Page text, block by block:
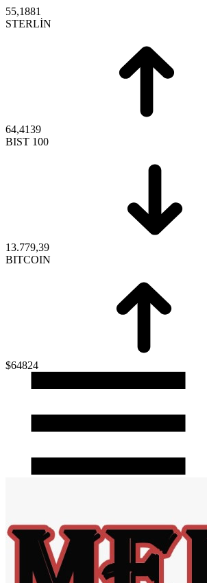
55,1881
STERLİN
64,4139
BIST 100
13.779,39
BITCOIN
$64824